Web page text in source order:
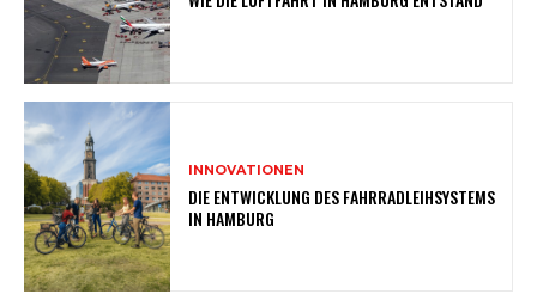
INNOVATIONEN
DIE ENTWICKLUNG DES FAHRRADLEIHSYSTEMS
IN HAMBURG